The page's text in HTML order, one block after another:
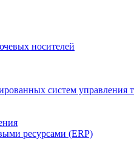
носителей
систем управления
ресурсами (ERP)